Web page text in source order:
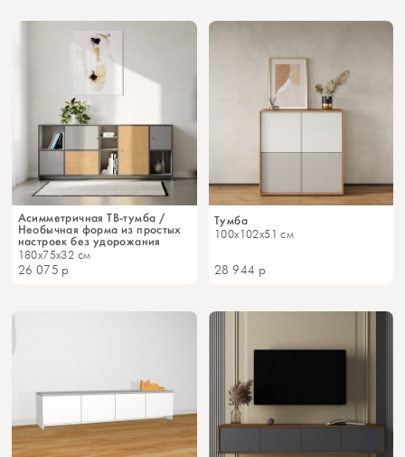
Асимметричная ТВ-тумба /
Необычная форма из простых
настроек без удорожания
180x75x32 см
26 075 р
Тумба
100x102x51 см
28 944 р